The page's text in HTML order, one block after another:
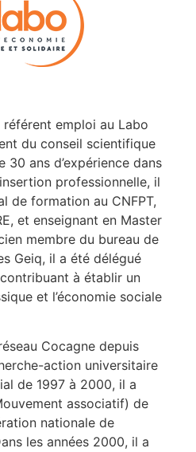
emploi au Labo
du conseil scientifique
30 ans d’expérience dans
professionnelle, il
de formation au CNFPT,
et enseignant en Master
membre du bureau de
Geiq, il a été délégué
à établir un
et l’économie sociale
Cocagne depuis
action universitaire
de 1997 à 2000, il a
associatif) de
nationale de
les années 2000, il a